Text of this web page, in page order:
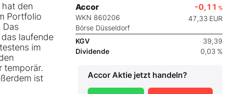
den
Portfolio
Das
laufende
im
temporär.
ist
Accor
WKN 860206
Börse Düsseldorf
-0,11 %
47,33 EUR
KGV
39,39
Dividende
0,03 %
Accor Aktie jetzt handeln?